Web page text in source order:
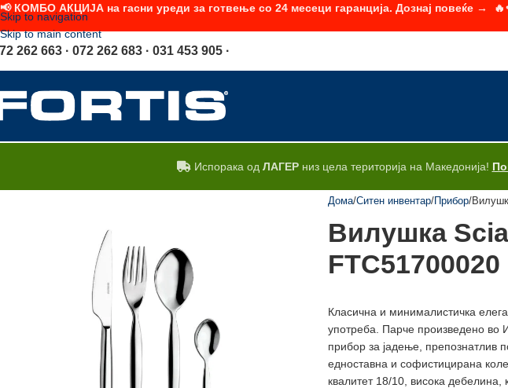
Skip to navigation
Skip to main content
262 663 · 072 262 683 · 031 453 905 ·
Испорака од ЛАГЕРниз цела територија на Македонија!
Дома Ситен инвентар Прибор
Вилушка
FTC51700020
Класична и минималистичка
употреба. Парче произведено во
прибор за јадење, препознатлив
едноставна и софистицирана
квалитет 18/10, висока дебелина,
📢 КОМБО АКЦИЈА на гасни уреди за готвење со 24 месеци гаранција. Дознај повеќе →